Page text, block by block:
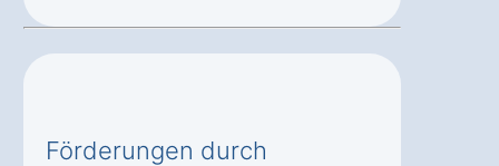
Förderungen durch